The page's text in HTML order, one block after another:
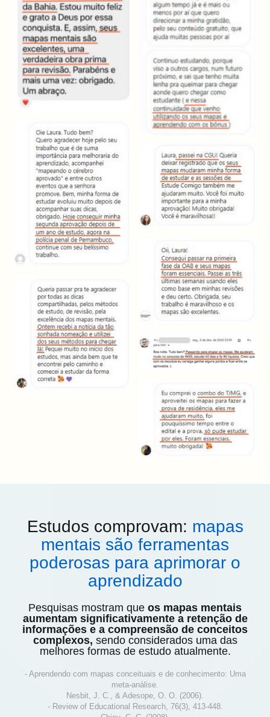
Estudos comprovam: mapas
mentais são ferramentas
poderosas para aprimorar o
aprendizado
Pesquisas mostram que os mapas mentais
aumentam significativamente a retenção de
informações e a compreensão de conceitos
complexos, sendo considerados uma das
melhores formas de estudo atualmente.
- Aprendendo com mapas conceituais e de conhecimento: Uma
meta-análise.
Nesbit, J. C., & Adesope, O. O. (2006).
- Review of Educational Research, 76(3), 413-448.